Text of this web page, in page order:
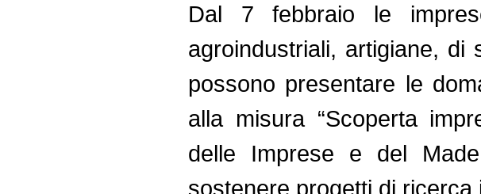
Dal 7 febbraio le
agroindustriali, artigiane, di
possono presentare le
alla misura “Scoperta
delle Imprese e del
sostenere progetti di